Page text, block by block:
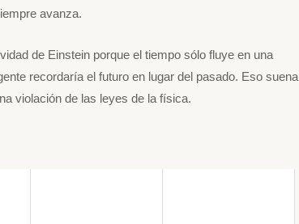
avanza.
de Einstein porque el tiempo sólo fluye en una
recordaría el futuro en lugar del pasado. Eso suena
violación de las leyes de la física.